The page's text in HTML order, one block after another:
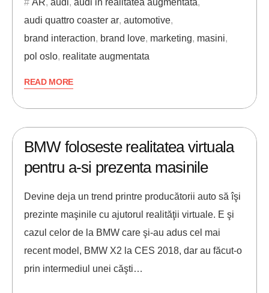
AR, audi, audi in realitatea augmentata,
audi quattro coaster ar, automotive,
brand interaction, brand love, marketing, masini,
pol oslo, realitate augmentata
READ MORE
BMW foloseste realitatea virtuala
pentru a-si prezenta masinile
Devine deja un trend printre producătorii auto să îşi
prezinte maşinile cu ajutorul realităţii virtuale. E şi
cazul celor de la BMW care şi-au adus cel mai
recent model, BMW X2 la CES 2018, dar au făcut-o
prin intermediul unei căşti…